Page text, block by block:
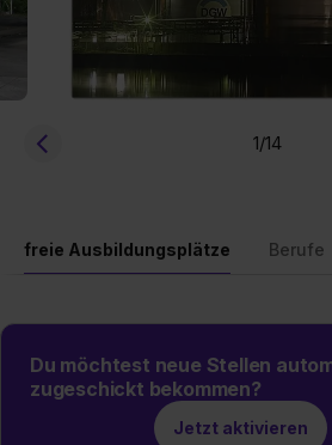
1/14
freie Ausbildungsplätze Berufe
Du möchtest neue Stellen
zugeschickt bekommen?
Jetzt aktivieren